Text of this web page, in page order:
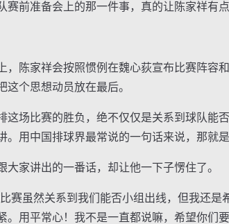
前准备会上的那一件事，真的让陈家祥有点
家祥会按照惯例在魏心荻宣布比赛阵容和
这个思想动员放在最后。
场比赛的胜负，绝不仅仅是关系到球队能
。用中国排球界最常说的一句话来说，那就
家讲出的一番话，却让他一下子愣住了。
虽然关系到我们能否小组出线，但我还是
。用平常心！我不是一直都说嘛，希望你们